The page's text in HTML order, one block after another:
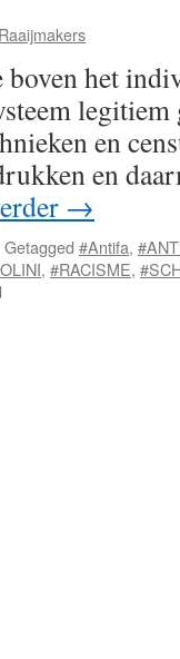
boven het
en
en
→
Getagged #Antifa,
, #RACISME,